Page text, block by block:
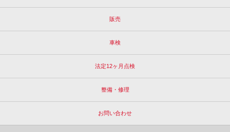
販売
車検
法定12ヶ月点検
整備・修理
お問い合わせ